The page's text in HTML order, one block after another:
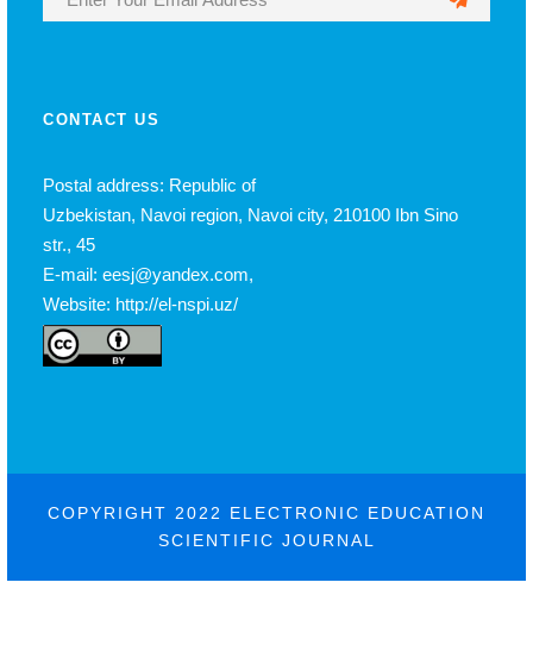
CONTACT US
Postal address: Republic of
Uzbekistan, Navoi region, Navoi city, 210100 Ibn Sino
str., 45
E-mail: eesj@yandex.com,
Website: http://el-nspi.uz/
COPYRIGHT 2022 ELECTRONIC EDUCATION
SCIENTIFIC JOURNAL